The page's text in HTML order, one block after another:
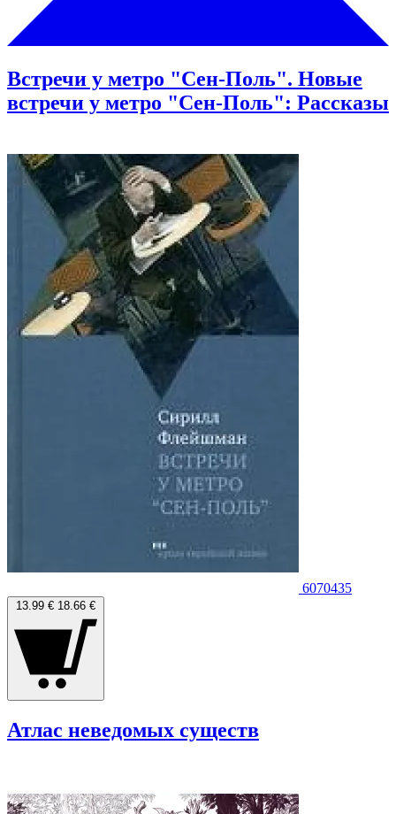
Встречи у метро "Сен-Поль". Новые
встречи у метро "Сен-Поль": Рассказы
6070435
13.99 € 18.66 €
Атлас неведомых существ